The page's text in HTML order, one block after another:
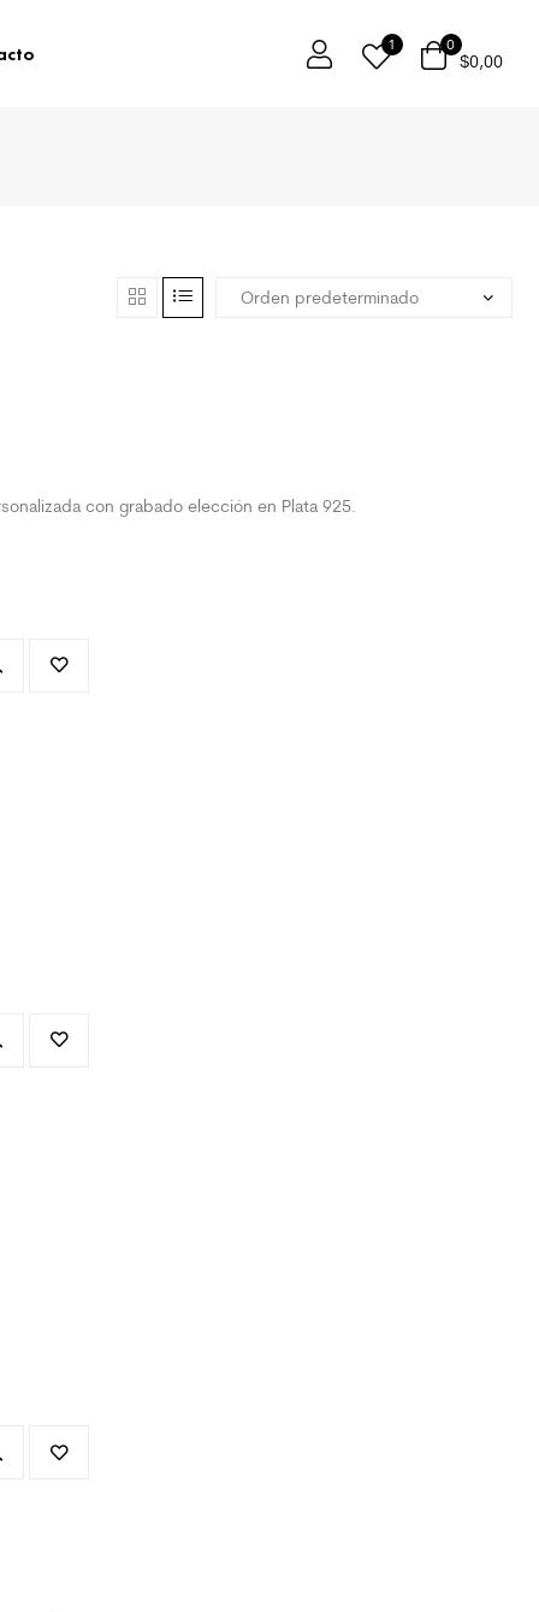
1 0
$0,00
con grabado elección en Plata 925.